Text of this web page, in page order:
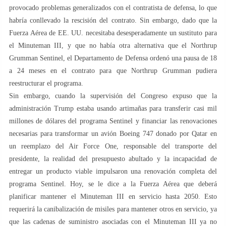
provocado problemas generalizados con el contratista de defensa, lo que
habría conllevado la rescisión del contrato. Sin embargo, dado que la
Fuerza Aérea de EE. UU. necesitaba desesperadamente un sustituto para
el Minuteman III, y que no había otra alternativa que el Northrup
Grumman Sentinel, el Departamento de Defensa ordenó una pausa de 18
a 24 meses en el contrato para que Northrup Grumman pudiera
reestructurar el programa.
Sin embargo, cuando la supervisión del Congreso expuso que la
administración Trump estaba usando artimañas para transferir casi mil
millones de dólares del programa Sentinel y financiar las renovaciones
necesarias para transformar un avión Boeing 747 donado por Qatar en
un reemplazo del Air Force One, responsable del transporte del
presidente, la realidad del presupuesto abultado y la incapacidad de
entregar un producto viable impulsaron una renovación completa del
programa Sentinel. Hoy, se le dice a la Fuerza Aérea que deberá
planificar mantener el Minuteman III en servicio hasta 2050. Esto
requerirá la canibalización de misiles para mantener otros en servicio, ya
que las cadenas de suministro asociadas con el Minuteman III ya no